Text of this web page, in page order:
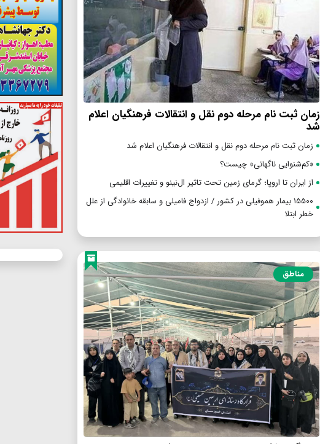
زمان ثبت نام مرحله دوم نقل و انتقالات فرهنگیان اعلام
شد
زمان ثبت نام مرحله دوم نقل و انتقالات فرهنگیان اعلام شد
«کم‌شنوایی ناگهانی» چیست؟
از ایران تا اروپا؛ گرمای زمین تحت تاثیر ال‌نینو و تغییرات اقلیمی
۱۵۵۰۰ بیمار هموفیلی در کشور / ازدواج‌ فامیلی و سابقه خانوادگی از علل
خطر ابتلا
مناطق